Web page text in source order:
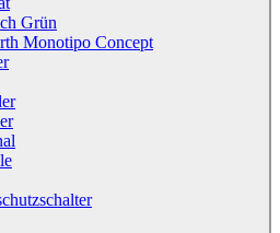
Grün
Monotipo Concept